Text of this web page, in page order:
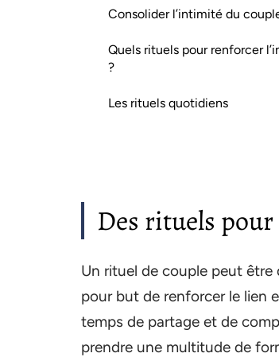
Consolider l’intimité du
Quels rituels pour renforcer
?
Les rituels quotidiens
Des rituels
Un rituel de couple peut
pour but de renforcer le lien
temps de partage et de
prendre une multitude de